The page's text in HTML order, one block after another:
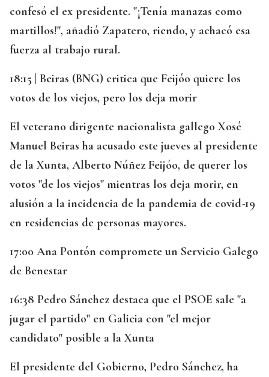
confesó el ex presidente. "¡Tenía manazas como
martillos!", añadió Zapatero, riendo, y achacó esa
fuerza al trabajo rural.
18:15 | Beiras (BNG) critica que Feijóo quiere los
votos de los viejos, pero los deja morir
El veterano dirigente nacionalista gallego Xosé
Manuel Beiras ha acusado este jueves al presidente
de la Xunta, Alberto Núñez Feijóo, de querer los
votos "de los viejos" mientras los deja morir, en
alusión a la incidencia de la pandemia de covid-19
en residencias de personas mayores.
17:00 Ana Pontón compromete un Servicio Galego
de Benestar
16:38 Pedro Sánchez destaca que el PSOE sale "a
jugar el partido" en Galicia con "el mejor
candidato" posible a la Xunta
El presidente del Gobierno, Pedro Sánchez, ha